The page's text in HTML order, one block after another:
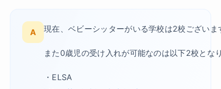
A 現在、ベビーシッターがいる学校は2校ございま
また0歳児の受け入れが可能なのは以下2校とな
・ELSA